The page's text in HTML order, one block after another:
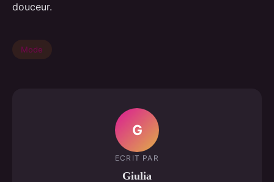
douceur.
Mode
G
ECRIT PAR
Giulia